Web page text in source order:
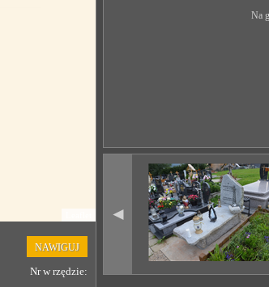
NAWIGUJ
Nr w rzędzie:
Na
◄